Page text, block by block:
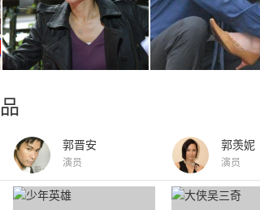
郭晋安
演员
郭羡妮
演员